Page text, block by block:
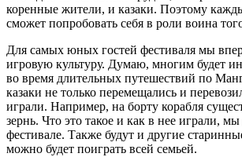
коренные жители, и казаки. Поэтому
сможет попробовать себя в роли воина
Для самых юных гостей фестиваля мы
игровую культуру. Думаю, многим будет
во время длительных путешествий по
казаки не только перемещались и
играли. Например, на борту корабля
зернь. Что это такое и как в нее играли,
фестивале. Также будут и другие
можно будет поиграть всей семьей.